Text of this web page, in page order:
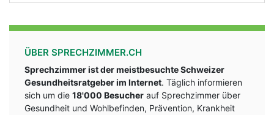
ÜBER SPRECHZIMMER.CH
Sprechzimmer ist der meistbesuchte Schweizer
Gesundheitsratgeber im Internet. Täglich informieren
sich um die 18'000 Besucher auf Sprechzimmer über
Gesundheit und Wohlbefinden, Prävention, Krankheit